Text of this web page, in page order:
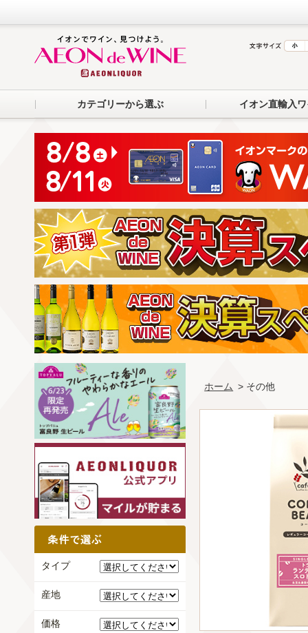
カテゴリーから選ぶ イオン直輸入
ホーム > その他
タイプ
産地
価格